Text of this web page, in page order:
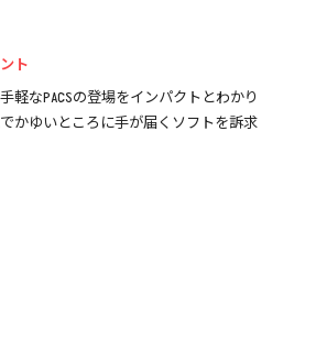
ト
軽なPACSの登場をインパクトとわかり
かゆいところに手が届くソフトを訴求